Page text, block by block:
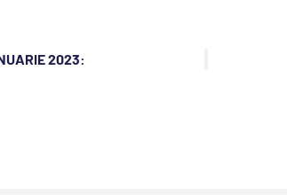
2023: